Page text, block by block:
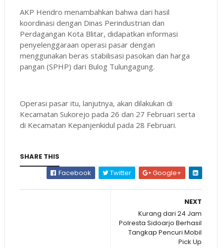
AKP Hendro menambahkan bahwa dari hasil
koordinasi dengan Dinas Perindustrian dan
Perdagangan Kota Blitar, didapatkan informasi
penyelenggaraan operasi pasar dengan
menggunakan beras stabilisasi pasokan dan harga
pangan (SPHP) dari Bulog Tulungagung.
Operasi pasar itu, lanjutnya, akan dilakukan di
Kecamatan Sukorejo pada 26 dan 27 Februari serta
di Kecamatan Kepanjenkidul pada 28 Februari.
SHARE THIS
Facebook
Twitter Google+
NEXT
Kurang dari 24 Jam
Polresta Sidoarjo Berhasil
Tangkap Pencuri Mobil
Pick Up